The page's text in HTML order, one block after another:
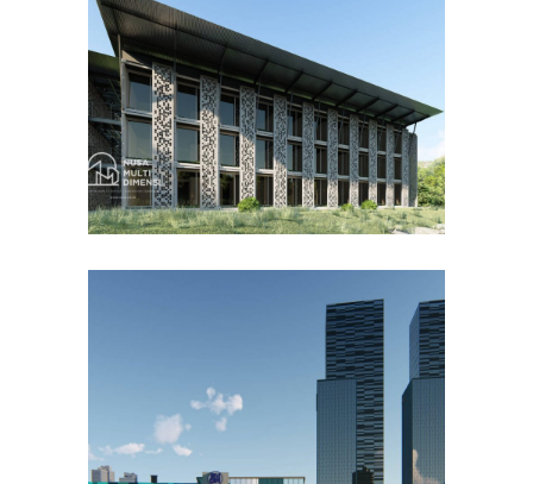
IPB di Kota Bogor
DESAIN BANGUNAN LAINNYA
Desain DNB Tower di
Cilandak Jakarta Selatan